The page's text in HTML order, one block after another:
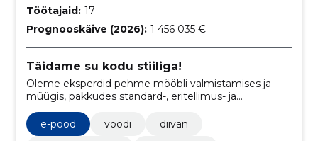
Töötajaid: 17
Prognooskäive (2026): 1 456 035 €
Täidame su kodu stiiliga!
Oleme eksperdid pehme mööbli valmistamises ja
müügis, pakkudes standard-, eritellimus- ja
projektimööbli lahendusi ning võimaldades klientidel
luua täpselt oma unistuste mööblit.
e-pood voodi
diivan